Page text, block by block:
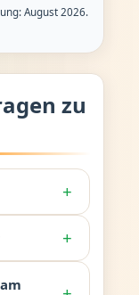
August 2026.
zu
+
+